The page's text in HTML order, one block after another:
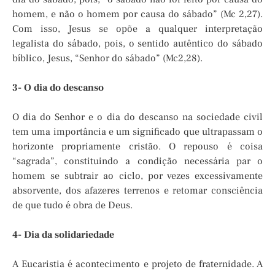
homem, e não o homem por causa do sábado” (Mc 2,27).
Com isso, Jesus se opõe a qualquer interpretação
legalista do sábado, pois, o sentido autêntico do sábado
bíblico, Jesus, “Senhor do sábado” (Mc2,28).
3- O dia do descanso
O dia do Senhor e o dia do descanso na sociedade civil
tem uma importância e um significado que ultrapassam o
horizonte propriamente cristão. O repouso é coisa
“sagrada”, constituindo a condição necessária par o
homem se subtrair ao ciclo, por vezes excessivamente
absorvente, dos afazeres terrenos e retomar consciência
de que tudo é obra de Deus.
4- Dia da solidariedade
A Eucaristia é acontecimento e projeto de fraternidade. A